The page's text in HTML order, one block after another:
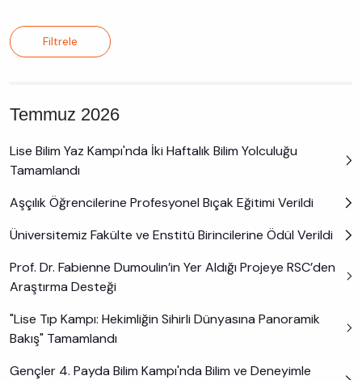
Filtrele
Temmuz 2026
Lise Bilim Yaz Kampı'nda İki Haftalık Bilim Yolculuğu
Tamamlandı
Aşçılık Öğrencilerine Profesyonel Bıçak Eğitimi Verildi
Üniversitemiz Fakülte ve Enstitü Birincilerine Ödül Verildi
Prof. Dr. Fabienne Dumoulin’in Yer Aldığı Projeye RSC’den
Araştırma Desteği
"Lise Tıp Kampı: Hekimliğin Sihirli Dünyasına Panoramik
Bakış" Tamamlandı
Gençler 4. Payda Bilim Kampı'nda Bilim ve Deneyimle